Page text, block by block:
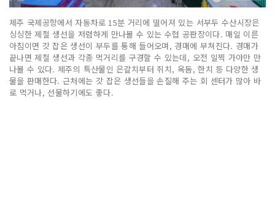
제주 국제공항에서 자동차로 15분 거리에 떨어져 있는 서부두 수산시장은
싱싱한 제철 생선을 저렴하게 만나볼 수 있는 수협 공판장이다. 매일 이른
아침이면 갓 잡은 생선이 부두를 통해 들어오며, 경매에 부쳐진다. 경매가
끝나면 제철 생선과 각종 먹거리를 구경할 수 있는데, 오전 일찍 가야만 만
나볼 수 있다. 제주의 특산물인 은갈치부터 쥐치, 옥돔, 한치 등 다양한 생
물을 판매한다. 근처에는 갓 잡은 생선들을 손질해 주는 회 센터가 많아 바
로 먹거나, 선물하기에도 좋다.